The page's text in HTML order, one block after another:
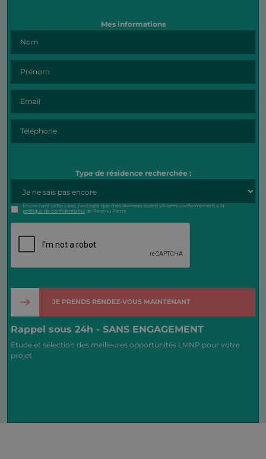
Mes informations
Type de résidence recherchée :
En cochant cette case, j'accepte que mes données soient utilisées conformément à la
politique de confidentialitéde Revenu Pierre
Rappel sous 24h - SANS ENGAGEMENT
Étude et sélection des meilleures opportunités LMNP pour votre
projet